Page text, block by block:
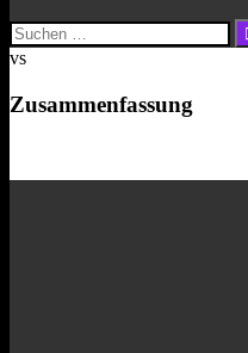
Suchen
nach:
vs
Zusammenfassung